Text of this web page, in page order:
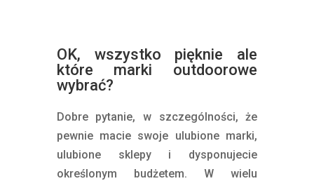
OK, wszystko pięknie ale
które marki outdoorowe
wybrać?
Dobre pytanie, w szczególności, że
pewnie macie swoje ulubione marki,
ulubione sklepy i dysponujecie
określonym budżetem. W wielu